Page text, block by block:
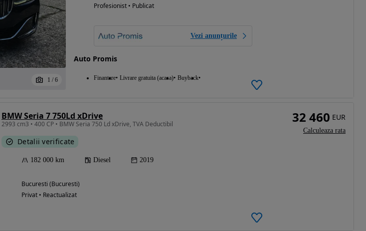
1 / 6
Profesionist • Publicat
Vezi anunțurile
Auto Promis
Finantare Livrare gratuita (acasa) Buyback
BMW Seria 7 750Ld xDrive
2993 cm3 • 400 CP • BMW Seria 750 Ld xDrive, TVA Deductibil
Detalii verificate
182 000 km Diesel 2019
Bucuresti (Bucuresti)
Privat • Reactualizat
32 460 EUR
Calculeaza rata